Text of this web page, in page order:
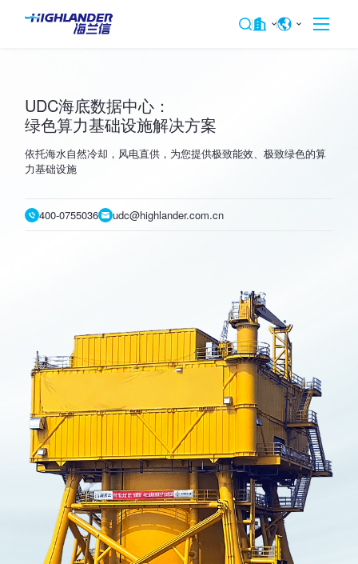
UDC海底数据中心：
绿色算力基础设施解决方案
依托海水自然冷却，风电直供，为您提供极致能效、极致绿色的算
力基础设施
400-0755036 udc@highlander.com.cn